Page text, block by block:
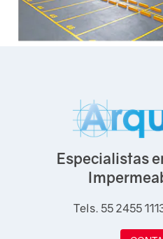
Especialistas
Tels. 55 2455